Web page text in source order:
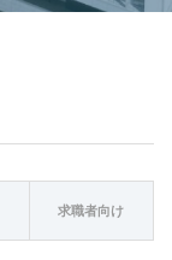
求職者向け